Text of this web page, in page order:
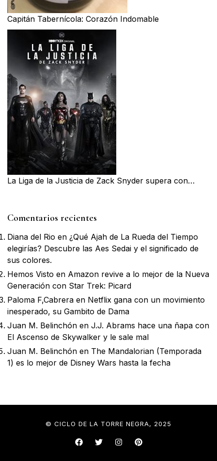
Capitán Tabernícola: Corazón Indomable
La Liga de la Justicia de Zack Snyder supera con…
Comentarios recientes
Diana del Rio en ¿Qué Ajah de La Rueda del Tiempo
elegirías? Descubre las Aes Sedai y el significado de
sus colores.
Hemos Visto en Amazon revive a lo mejor de la Nueva
Generación con Star Trek: Picard
Paloma F,Cabrera en Netflix gana con un movimiento
inesperado, su Gambito de Dama
Juan M. Belinchón en J.J. Abrams hace una ñapa con
El Ascenso de Skywalker y le sale mal
Juan M. Belinchón en The Mandalorian (Temporada
1) es lo mejor de Disney Wars hasta la fecha
© CICLO DE LA TORRE NEGRA, 2025